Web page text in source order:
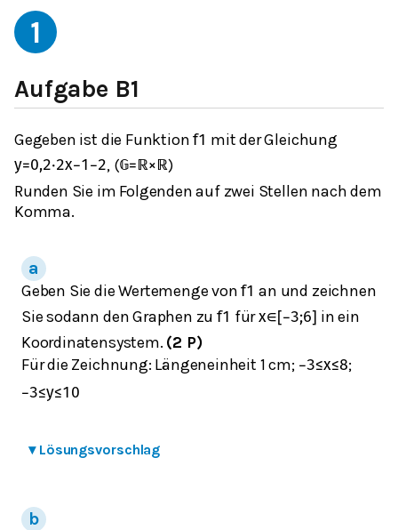
1
Aufgabe B1
Gegeben ist die Funktionf1 mit der Gleichung
y=0,2⋅2x−1 −2, (𝔾= ℝ× ℝ)
Runden Sie im Folgenden auf zwei Stellen nach dem
Komma.
Geben Sie die Wertemenge vonf1 an und zeichnen
Sie sodann den Graphen zuf1 fürx∈[−3;6] in ein
Koordinatensystem. (2 P)
Für die Zeichnung: Längeneinheit 1 cm; −3≤x≤8;
−3≤y≤10
▾ Lösungsvorschlag